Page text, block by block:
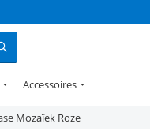
Accessoires
Mozaïek Roze